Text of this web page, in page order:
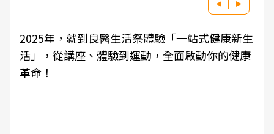
驗「一站式健康新生
，全面啟動你的健康
良醫健康網從「換季的身體
學觀點與日常感受的對話，